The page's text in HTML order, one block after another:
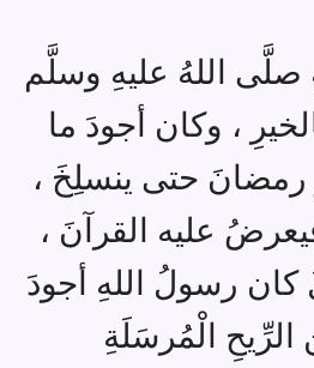
اللهُ عليهِ وسلَّم
، وكان أجودَ ما
حتى ينسلِخَ ،
عليه القرآنَ ،
كان رسولُ اللهِ أجودَ
الرِّيحِ الْمُرسَلَةِ